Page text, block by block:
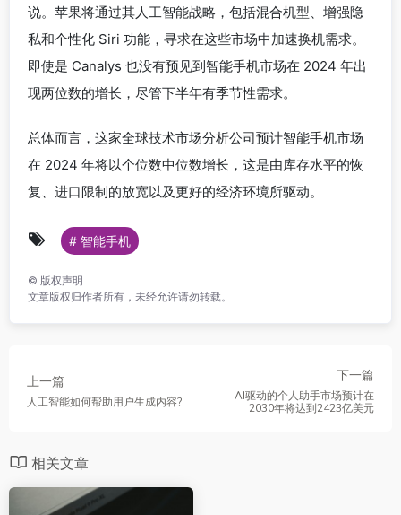
说。苹果将通过其人工智能战略，包括混合机型、增强隐
私和个性化 Siri 功能，寻求在这些市场中加速换机需求。
即使是 Canalys 也没有预见到智能手机市场在 2024 年出
现两位数的增长，尽管下半年有季节性需求。
总体而言，这家全球技术市场分析公司预计智能手机市场
在 2024 年将以个位数中位数增长，这是由库存水平的恢
复、进口限制的放宽以及更好的经济环境所驱动。
# 智能手机
© 版权声明
文章版权归作者所有，未经允许请勿转载。
上一篇
人工智能如何帮助用户生成内容?
下一篇
AI驱动的个人助手市场预计在
2030年将达到2423亿美元
相关文章